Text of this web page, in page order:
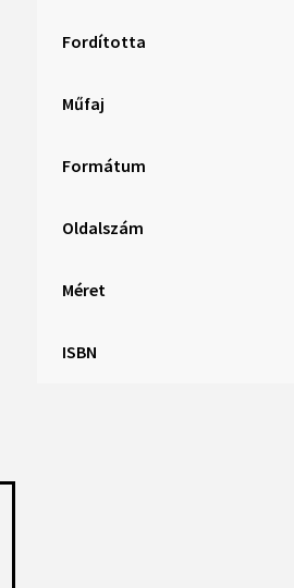
Fordította
Műfaj
Formátum
Oldalszám
Méret
ISBN